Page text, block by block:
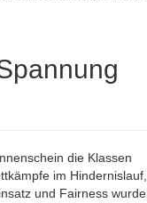
die Klassen
im Hindernislauf,
und Fairness wurde